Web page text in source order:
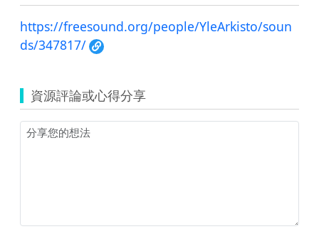
https://freesound.org/people/YleArkisto/soun
ds/347817/
資源評論或心得分享